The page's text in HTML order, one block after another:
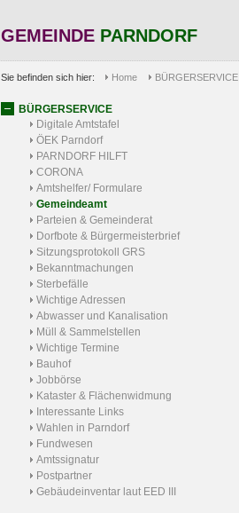
GEMEINDE PARNDORF
Sie befinden sich hier: Home BÜRGERSERVICE
BÜRGERSERVICE
Digitale Amtstafel
ÖEK Parndorf
PARNDORF HILFT
CORONA
Amtshelfer/ Formulare
Gemeindeamt
Parteien & Gemeinderat
Dorfbote & Bürgermeisterbrief
Sitzungsprotokoll GRS
Bekanntmachungen
Sterbefälle
Wichtige Adressen
Abwasser und Kanalisation
Müll & Sammelstellen
Wichtige Termine
Bauhof
Jobbörse
Kataster & Flächenwidmung
Interessante Links
Wahlen in Parndorf
Fundwesen
Amtssignatur
Postpartner
Gebäudeinventar laut EED III